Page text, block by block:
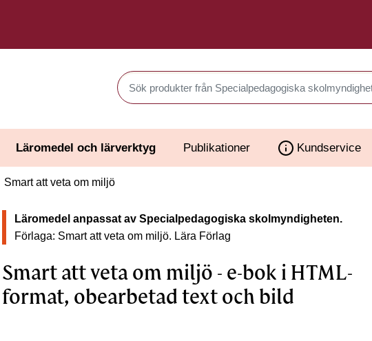
Sök produkter i Webbutiken
Läromedel och lärverktyg Publikationer Kundservice
Smart att veta om miljö
Läromedel anpassat av Specialpedagogiska skolmyndigheten.
Förlaga: Smart att veta om miljö. Lära Förlag
Smart att veta om miljö - e-bok i HTML-
format, obearbetad text och bild